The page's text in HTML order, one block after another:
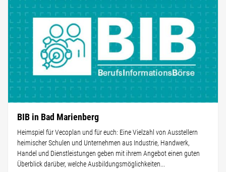
BIB in Bad Marienberg
Heimspiel für Vecoplan und für euch: Eine Vielzahl von Ausstellern
heimischer Schulen und Unternehmen aus Industrie, Handwerk,
Handel und Dienstleistungen geben mit ihrem Angebot einen guten
Überblick darüber, welche Ausbildungsmöglichkeiten...